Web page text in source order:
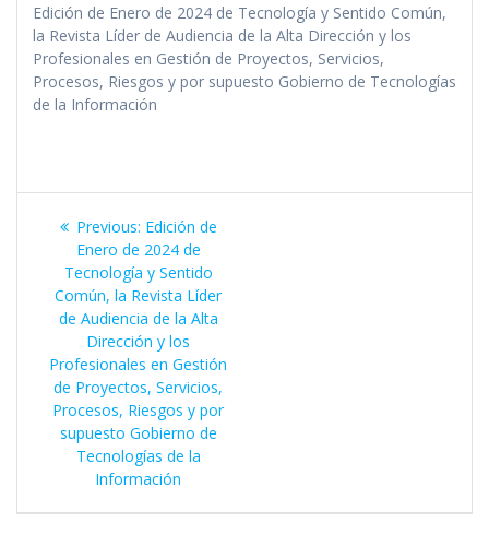
Edición de Enero de 2024 de Tecnología y Sentido Común,
la Revista Líder de Audiencia de la Alta Dirección y los
Profesionales en Gestión de Proyectos, Servicios,
Procesos, Riesgos y por supuesto Gobierno de Tecnologías
de la Información
Navegación
entradas
Previous: Previous
post:
Edición de
Enero de 2024 de
Tecnología y Sentido
Común, la Revista Líder
de Audiencia de la Alta
Dirección y los
Profesionales en Gestión
de Proyectos, Servicios,
Procesos, Riesgos y por
supuesto Gobierno de
Tecnologías de la
Información